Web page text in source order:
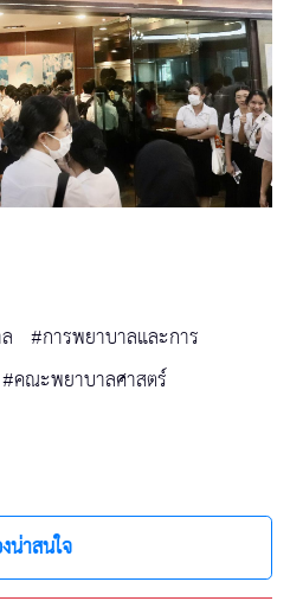
#การพยาบาลและการ
#คณะพยาบาลศาสตร์
น่าสนใจ